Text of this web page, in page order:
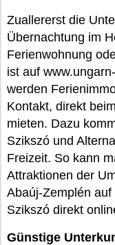
Zuallererst die
Übernachtung im
Ferienwohnung
ist auf
werden
Kontakt, direkt
mieten. Dazu
Szikszó und
Freizeit. So kann
Attraktionen der
Abaúj-Zemplén
Szikszó direkt
Günstige